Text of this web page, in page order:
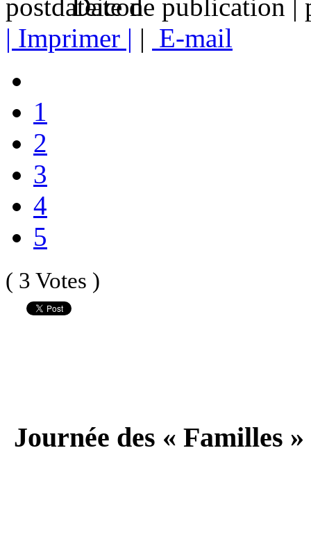
Date de publication |
| Imprimer | | E-mail
1
2
3
4
5
( 3 Votes )
Journée des « Familles